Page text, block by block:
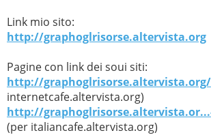
Link mio sito:
http://graphoglrisorse.altervista.org
Pagine con link dei soui siti:
http://
internetcafe.altervista.org)
http://
(per italiancafe.altervista.org)